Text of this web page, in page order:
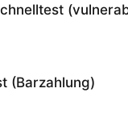
(Barzahlung)